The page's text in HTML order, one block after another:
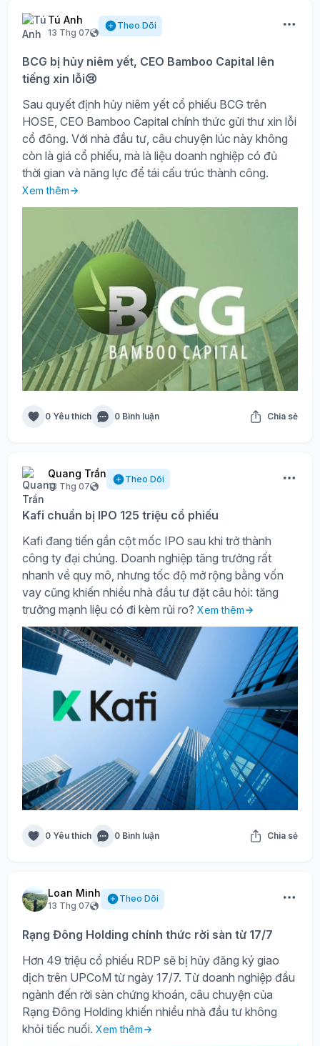
Tú Anh
13 Thg 07
Theo Dõi
BCG bị hủy niêm yết, CEO Bamboo Capital lên
tiếng xin lỗi😢
Sau quyết định hủy niêm yết cổ phiếu BCG trên
HOSE, CEO Bamboo Capital chính thức gửi thư xin lỗi
cổ đông. Với nhà đầu tư, câu chuyện lúc này không
còn là giá cổ phiếu, mà là liệu doanh nghiệp có đủ
thời gian và năng lực để tái cấu trúc thành công.
Xem thêm
0 Yêu thích 0 Bình luận Chia sẻ
Quang Trần
13 Thg 07
Theo Dõi
Kafi chuẩn bị IPO 125 triệu cổ phiếu
Kafi đang tiến gần cột mốc IPO sau khi trở thành
công ty đại chúng. Doanh nghiệp tăng trưởng rất
nhanh về quy mô, nhưng tốc độ mở rộng bằng vốn
vay cũng khiến nhiều nhà đầu tư đặt câu hỏi: tăng
trưởng mạnh liệu có đi kèm rủi ro? Xem thêm
0 Yêu thích 0 Bình luận Chia sẻ
Loan Minh
13 Thg 07
Theo Dõi
Rạng Đông Holding chính thức rời sàn từ 17/7
Hơn 49 triệu cổ phiếu RDP sẽ bị hủy đăng ký giao
dịch trên UPCoM từ ngày 17/7. Từ doanh nghiệp đầu
ngành đến rời sàn chứng khoán, câu chuyện của
Rạng Đông Holding khiến nhiều nhà đầu tư không
khỏi tiếc nuối. Xem thêm